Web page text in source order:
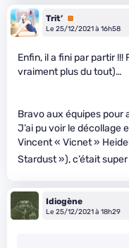
Trit’ Premium
Le 25/12/2021 à 16h58
Enfin, il a fini par partir
vraiment plus du tout)…
Bravo aux équipes pour
J’ai pu voir le décollage
Vincent « Vicnet »
Stardust »), c’était super
Idiogène
Le 25/12/2021 à 18h29